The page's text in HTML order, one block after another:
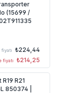
(15699 /
fiyatı ₺224,44
fiyatı ₺214,25
R21
850374 |